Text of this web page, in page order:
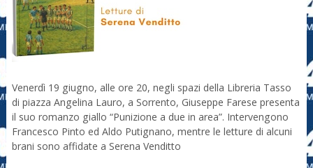
Venerdì 19 giugno, alle ore 20, negli spazi della Libreria Tasso
di piazza Angelina Lauro, a Sorrento, Giuseppe Farese presenta
il suo romanzo giallo “Punizione a due in area”. Intervengono
Francesco Pinto ed Aldo Putignano, mentre le letture di alcuni
brani sono affidate a Serena Venditto